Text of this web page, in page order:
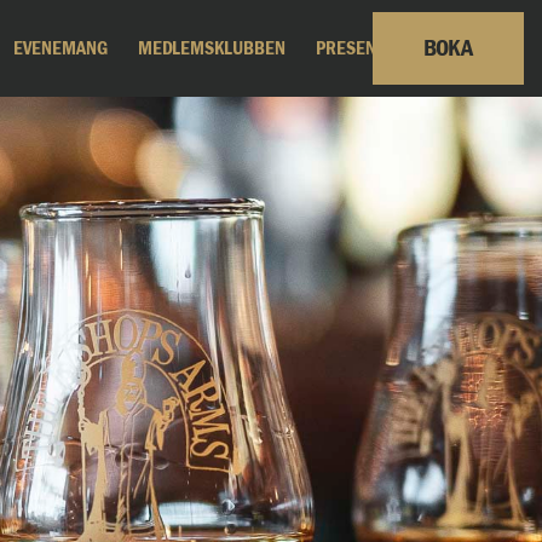
EVENEMANG MEDLEMSKLUBBEN PRESENTKORT BOKA